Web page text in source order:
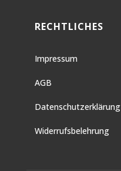
RECHTLICHES
Impressum
AGB
Datenschutzerklärung
Widerrufsbelehrung